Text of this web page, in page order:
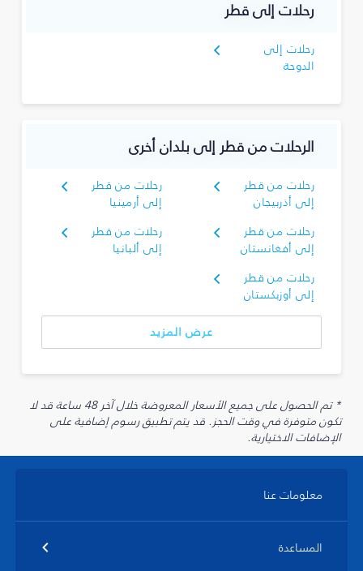
رحلات إلى قطر
رحلات إلى
الدوحة
الرحلات من قطر إلى بلدان أخرى
رحلات من قطر
إلى أذربيجان
رحلات من قطر
إلى أرمينيا
رحلات من قطر
إلى أفغانستان
رحلات من قطر
إلى ألبانيا
رحلات من قطر
إلى أوزبكستان
عرض المزيد
* تم الحصول على جميع الأسعار المعروضة خلال آخر 48 ساعة قد لا
تكون متوفرة في وقت الحجز. قد يتم تطبيق رسوم إضافية على
الإضافات الاختيارية.
معلومات عنا
المساعدة